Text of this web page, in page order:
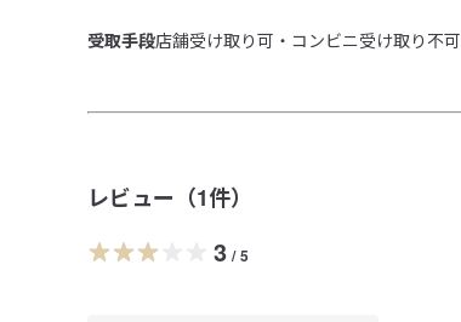
受取手段店舗受け取り可・コンビニ受け取り不可
レビュー（1件）
3 / 5